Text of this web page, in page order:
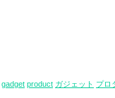
gadget product ガジェット プロ